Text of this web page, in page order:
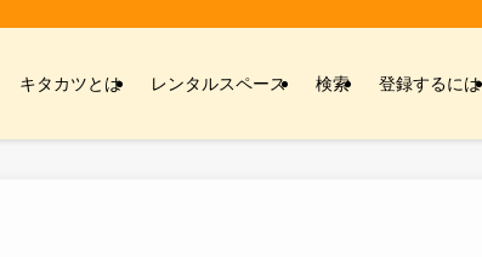
キタカツとは レンタルスペース 検索 登録するには